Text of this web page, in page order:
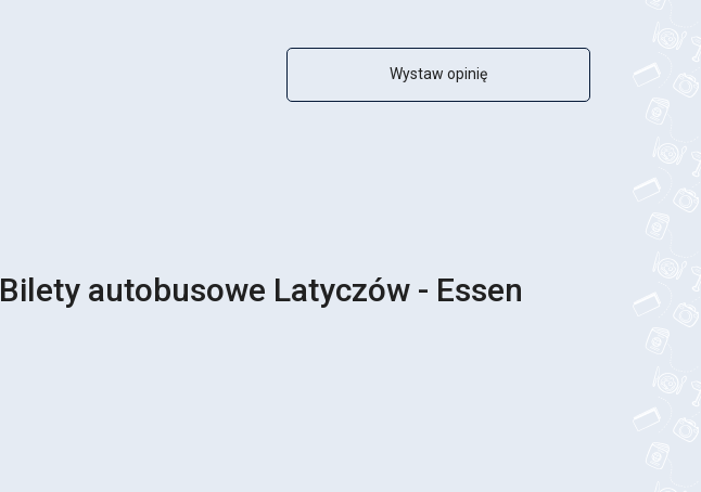
Wystaw opinię
Bilety autobusowe Latyczów - Essen